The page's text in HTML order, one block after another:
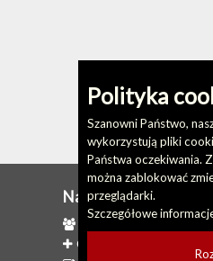
Polityka
Szanowni Państwo,
wykorzystują pliki
Państwa oczekiwania.
można zablokować
przeglądarki.
Szczegółowe
Na skróty
Redakcja biuletynu
Ostatnio dodane